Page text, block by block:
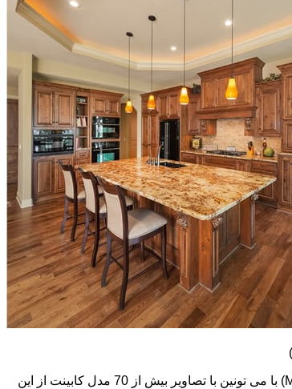
کابینت های ام دی اف (MDF) طرح و رنگ خیلی متنوعی دارند. در اینجا تعدادی از تصاویر این نوع کابینت رو می بینید. اما در گالری کابینت ام دی اف (MDF) با می تونین با تصاویر بیش از 70 مدل کابینت از این